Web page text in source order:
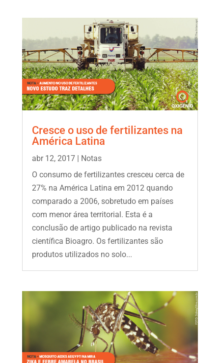
Cresce o uso de fertilizantes na
América Latina
abr 12, 2017| Notas
O consumo de fertilizantes cresceu cerca de
27% na América Latina em 2012 quando
comparado a 2006, sobretudo em países
com menor área territorial. Esta é a
conclusão de artigo publicado na revista
científica Bioagro. Os fertilizantes são
produtos utilizados no solo...